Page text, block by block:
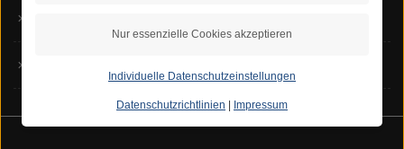
Nur essenzielle Cookies akzeptieren
Individuelle Datenschutzeinstellungen
Datenschutzrichtlinien | Impressum